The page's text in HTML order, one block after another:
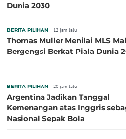
Dunia 2030
BERITA PILIHAN 12 jam lalu
Thomas Muller Menilai MLS
Bergengsi Berkat Piala Dunia
BERITA PILIHAN 20 jam lalu
Argentina Jadikan Tanggal
Kemenangan atas Inggris
Nasional Sepak Bola